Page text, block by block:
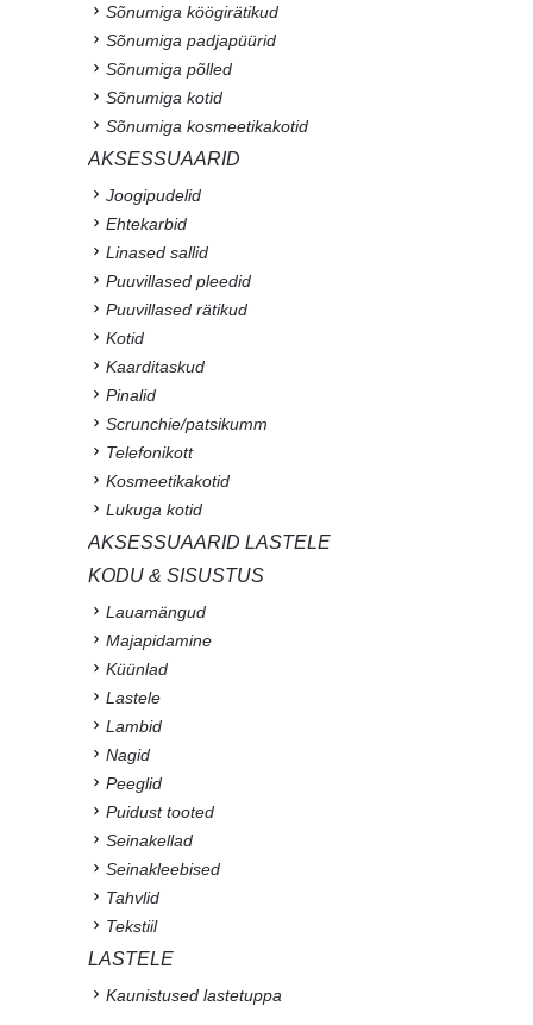
Sõnumiga köögirätikud
Sõnumiga padjapüürid
Sõnumiga põlled
Sõnumiga kotid
Sõnumiga kosmeetikakotid
AKSESSUAARID
Joogipudelid
Ehtekarbid
Linased sallid
Puuvillased pleedid
Puuvillased rätikud
Kotid
Kaarditaskud
Pinalid
Scrunchie/patsikumm
Telefonikott
Kosmeetikakotid
Lukuga kotid
AKSESSUAARID LASTELE
KODU & SISUSTUS
Lauamängud
Majapidamine
Küünlad
Lastele
Lambid
Nagid
Peeglid
Puidust tooted
Seinakellad
Seinakleebised
Tahvlid
Tekstiil
LASTELE
Kaunistused lastetuppa